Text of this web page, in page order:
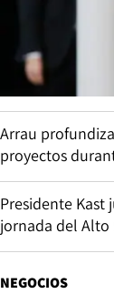
Arrau
proyectos
Presidente Kast
jornada del Alto
NEGOCIOS